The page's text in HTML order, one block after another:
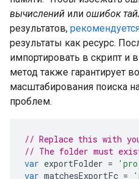
вычислений или ошибок
результатов,
результаты как ресурс.
импортировать в скрипт и
метод также гарантирует
масштабирования поиска
проблем.
// Replace this with
// The folder must
var exportFolder =
var matchesExportFc =